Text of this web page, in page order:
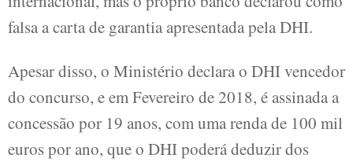
falsa a carta de garantia apresentada pela DHI.
Apesar disso, o Ministério declara o DHI vencedor
do concurso, e em Fevereiro de 2018, é assinada a
concessão por 19 anos, com uma renda de 100 mil
euros por ano, que o DHI poderá deduzir dos